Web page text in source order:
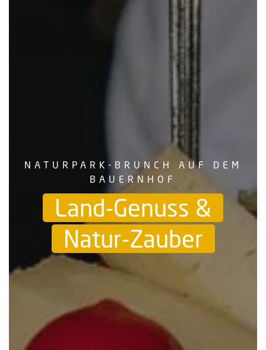
NATURPARK-BRUNCH AUF DEM
BAUERNHOF
Land-Genuss &
Natur-Zauber